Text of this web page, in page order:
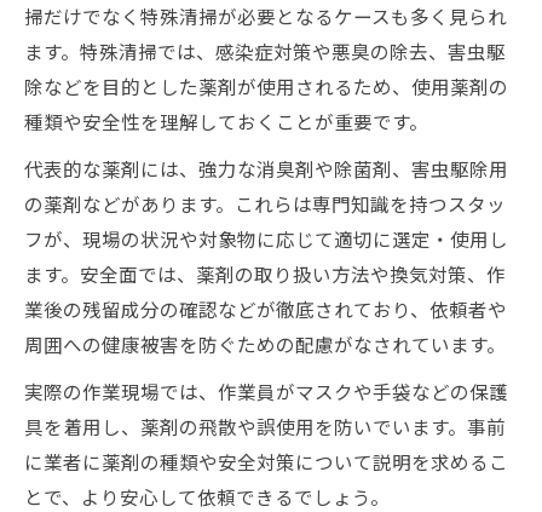
掃だけでなく特殊清掃が必要となるケースも多く見られ
ます。特殊清掃では、感染症対策や悪臭の除去、害虫駆
除などを目的とした薬剤が使用されるため、使用薬剤の
種類や安全性を理解しておくことが重要です。
代表的な薬剤には、強力な消臭剤や除菌剤、害虫駆除用
の薬剤などがあります。これらは専門知識を持つスタッ
フが、現場の状況や対象物に応じて適切に選定・使用し
ます。安全面では、薬剤の取り扱い方法や換気対策、作
業後の残留成分の確認などが徹底されており、依頼者や
周囲への健康被害を防ぐための配慮がなされています。
実際の作業現場では、作業員がマスクや手袋などの保護
具を着用し、薬剤の飛散や誤使用を防いでいます。事前
に業者に薬剤の種類や安全対策について説明を求めるこ
とで、より安心して依頼できるでしょう。